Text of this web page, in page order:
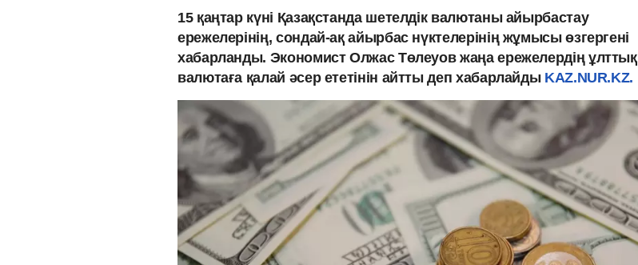
15 қаңтар күні Қазақстанда шетелдік валютаны айырбастау
ережелерінің, сондай-ақ айырбас нүктелерінің жұмысы өзгергені
хабарланды. Экономист Олжас Төлеуов жаңа ережелердің ұлттық
валютаға қалай әсер ететінін айтты деп хабарлайды KAZ.NUR.KZ.